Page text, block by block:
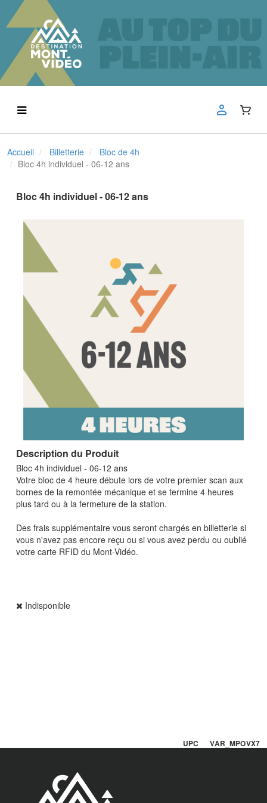
Accueil Billetterie
Bloc de 4h
Bloc 4h individuel - 06-12 ans
Bloc 4h individuel - 06-12 ans
Description du Produit
Bloc 4h individuel - 06-12 ans
Votre bloc de 4 heure débute lors de votre premier scan aux
bornes de la remontée mécanique et se termine 4 heures
plus tard ou à la fermeture de la station.
Des frais supplémentaire vous seront chargés en billetterie si
vous n'avez pas encore reçu ou si vous avez perdu ou oublié
votre carte RFID du Mont-Vidéo.
Indisponible
UPC VAR_MPOVX7